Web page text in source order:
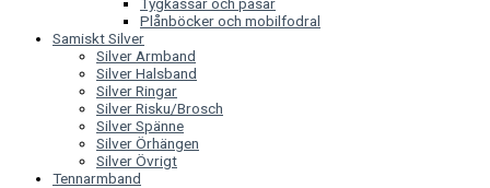
Tygkassar och påsar
Plånböcker och mobilfodral
Samiskt Silver
Silver Armband
Silver Halsband
Silver Ringar
Silver Risku/Brosch
Silver Spänne
Silver Örhängen
Silver Övrigt
Tennarmband